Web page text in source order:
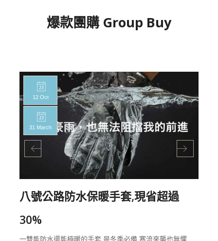
爆款團購 Group Buy
12 Oct
31 March
八號公路防水保暖手套,現省超過
30%
一雙能防水還能極暖的手套,是冬季必備,寒流來襲也無懼